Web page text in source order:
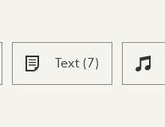
Text (7)